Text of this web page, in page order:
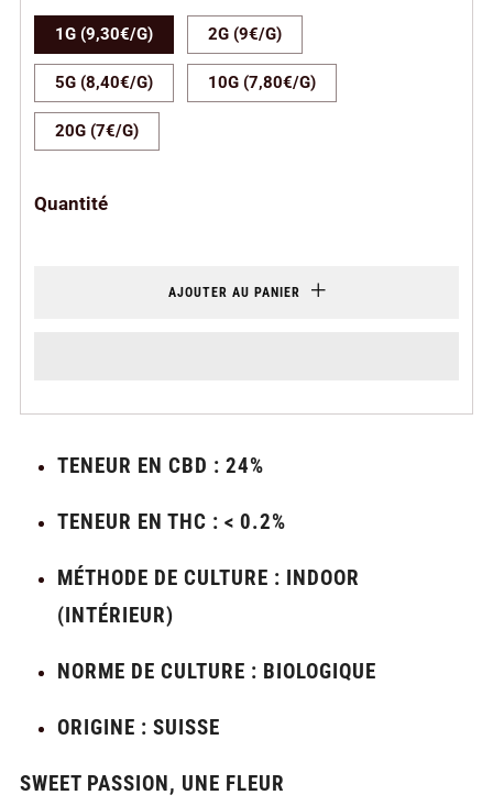
1G (9,30€/G) 2G (9€/G)
5G (8,40€/G) 10G (7,80€/G)
20G (7€/G)
Quantité
AJOUTER AU PANIER
TENEUR EN CBD : 24%
TENEUR EN THC : < 0.2%
MÉTHODE DE CULTURE : INDOOR
(INTÉRIEUR)
NORME DE CULTURE : BIOLOGIQUE
ORIGINE : SUISSE
SWEET PASSION, UNE FLEUR